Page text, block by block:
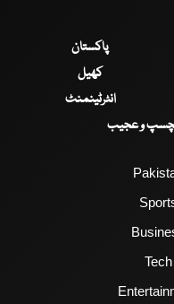
پاکستان
کھیل
انٹرٹینمنٹ
و عجیب